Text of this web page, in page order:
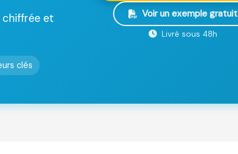
et
clés
Voir un exemple gratuit
Livré sous 48h